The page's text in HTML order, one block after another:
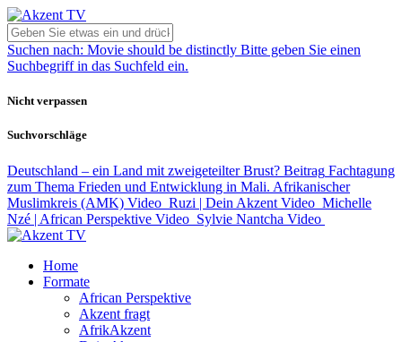
Suchen nach: Movie should be distinctly Bitte geben Sie einen
Suchbegriff in das Suchfeld ein.
Nicht verpassen
Suchvorschläge
Deutschland – ein Land mit zweigeteilter Brust? Beitrag Fachtagung
zum Thema Frieden und Entwicklung in Mali. Afrikanischer
Muslimkreis (AMK) Video Ruzi | Dein Akzent Video Michelle
Nzé | African Perspektive Video Sylvie Nantcha Video
Home
Formate
African Perspektive
Akzent fragt
AfrikAkzent